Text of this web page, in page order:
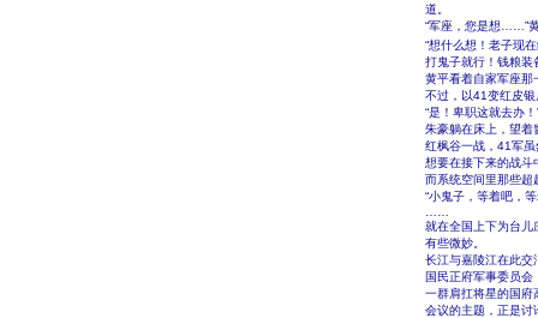
道。
“军座，您是想……”
“想什么想！老子现
打鬼子就行！钱粮装
黄平看着自家军座那
不过，以41变红皮
“是！卑职这就去办
朱豪躺在床上，望着
红枫谷一战，41军
想要在接下来的战斗
而系统空间里那些超
“小鬼子，等着吧，
就在全国上下为台儿
有些微妙。
长江与嘉陵江在此交
国民正府军事委员
一群肩扛将星的国府
会议的主题，正是讨